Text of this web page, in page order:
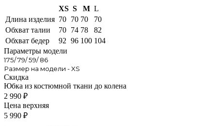
XS S M L
Длина изделия 70 70 70
70
Обхват талии
70 74 78
82
Обхват бедер
92 96 100 104
Параметры модели
175/ 79/ 59/ 86
Размер на модели - XS
Скидка
Юбка из костюмной ткани до колена
2 990 ₽
Цена верхняя
5 990 ₽